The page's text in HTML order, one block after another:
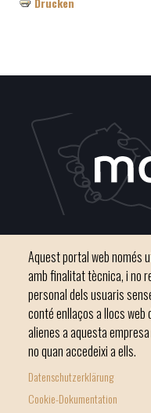
Footer
menu
Inici Ajuntament El
Phone 971
Aquest portal web només
amb finalitat tècnica, i no
personal dels usuaris
conté enllaços a llocs
alienes a aquesta
no quan accedeixi a ells.
Datenschutzerklärung
Cookie-Dokumentation